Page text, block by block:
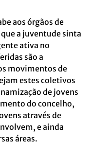
aos órgãos de
a juventude sinta
ativa no
são a
movimentos de
estes coletivos
de jovens
do concelho,
através de
e ainda
áreas.